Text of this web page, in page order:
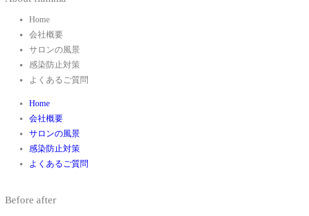
Home
会社概要
サロンの風景
感染防止対策
よくあるご質問
Home
会社概要
サロンの風景
感染防止対策
よくあるご質問
Before after